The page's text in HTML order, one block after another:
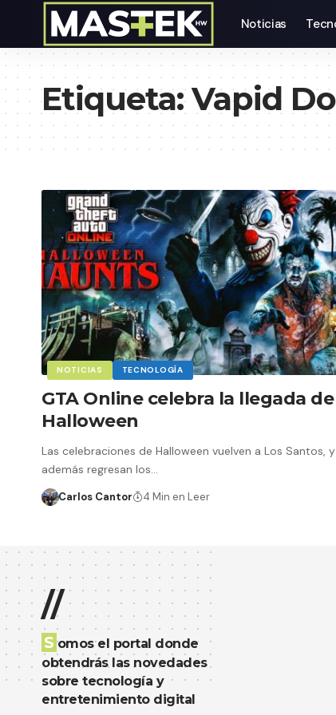
Noticias
Etiqueta:Vapid
NOTICIAS TECNOLOGÍA
GTA Online celebra la llegada de
Halloween
Las celebraciones de Halloween vuelven a Los Santos, y
además regresan los…
Carlos Cantor 4 Min en Leer
//
S omos el portal donde
obtendrás las novedades
sobre tecnología y
entretenimiento digital